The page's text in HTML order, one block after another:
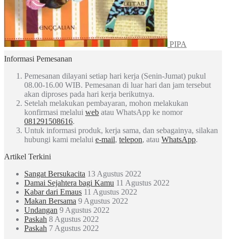
PIPA
Informasi Pemesanan
Pemesanan dilayani setiap hari kerja (Senin-Jumat) pukul
08.00-16.00 WIB. Pemesanan di luar hari dan jam tersebut
akan diproses pada hari kerja berikutnya.
Setelah melakukan pembayaran, mohon melakukan
konfirmasi melalui web atau WhatsApp ke nomor
081291508616.
Untuk informasi produk, kerja sama, dan sebagainya, silakan
hubungi kami melalui e-mail, telepon, atau WhatsApp.
Artikel Terkini
Sangat Bersukacita 13 Agustus 2022
Damai Sejahtera bagi Kamu 11 Agustus 2022
Kabar dari Emaus 11 Agustus 2022
Makan Bersama 9 Agustus 2022
Undangan 9 Agustus 2022
Paskah 8 Agustus 2022
Paskah 7 Agustus 2022